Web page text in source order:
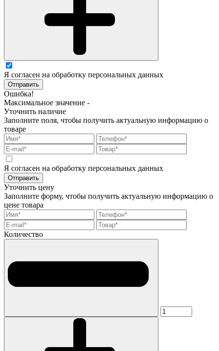
Я согласен на обработку персональных данных
Отправить
Ошибка!
Максимальное значение -
Уточнить наличие
Заполните поля, чтобы получить актуальную информацию о
товаре
Я согласен на обработку персональных данных
Отправить
Уточнить цену
Заполните форму, чтобы получить актуальную информацию о
цене товара
Количество